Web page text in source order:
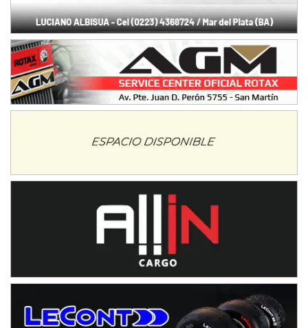
Humboldt (Santa Fe)
NORESTE SANTAFESINO - F6
Ciudad de Avellaneda (Asfalto)
Avellaneda (Santa Fe)
SUR SANTAFESINO - F4
José Samuel Sánchez (Tierra)
Rufino (Santa Fe)